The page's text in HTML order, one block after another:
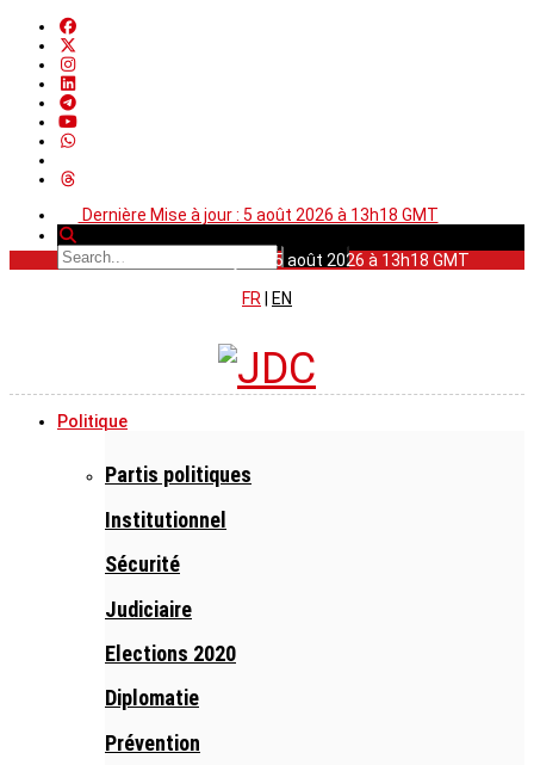
Dernière Mise à jour : 5 août 2026 à 13h18 GMT
Dernière Mise à jour : 5 août 2026 à 13h18 GMT
FR
EN
Politique
Partis politiques
Institutionnel
Sécurité
Judiciaire
Elections 2020
Diplomatie
Prévention